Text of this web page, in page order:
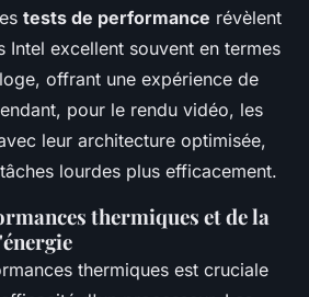
tests de performance révèlent
Intel excellent souvent en termes
offrant une expérience de
pour le rendu vidéo, les
leur architecture optimisée,
lourdes plus efficacement.
thermiques et de la
thermiques est cruciale